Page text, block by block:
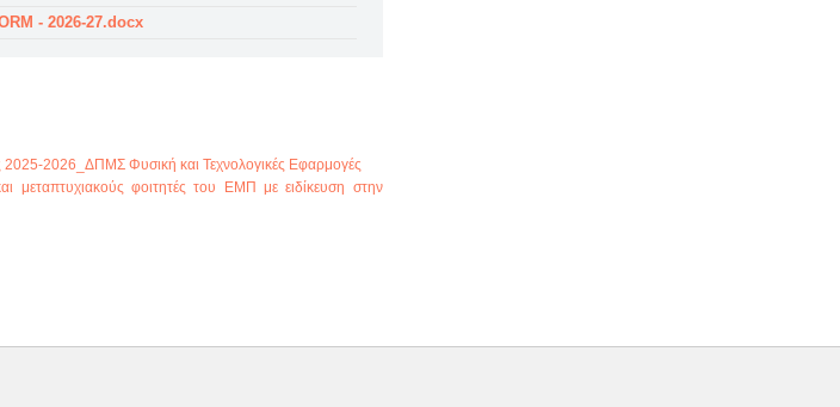
- 2026-27.docx
2026_ΔΠΜΣ Φυσική και Τεχνολογικές Εφαρμογές
μεταπτυχιακούς φοιτητές του ΕΜΠ με ειδίκευση στην